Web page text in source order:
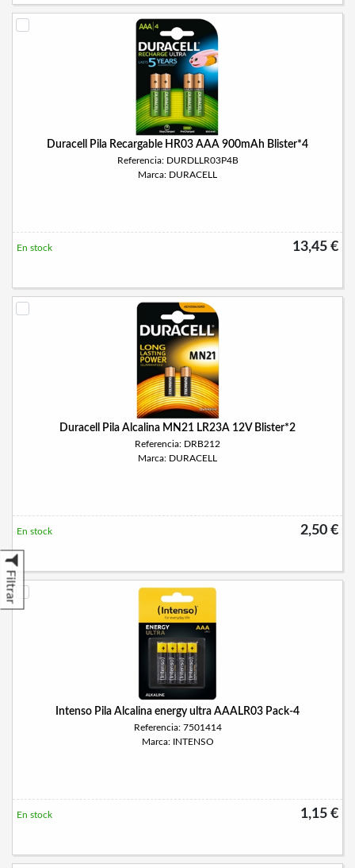
Filtrar
Duracell Pila Recargable HR03 AAA 900mAh Blister*4
Referencia: DURDLLR03P4B
Marca: DURACELL
13,45 €
En stock
Duracell Pila Alcalina MN21 LR23A 12V Blister*2
Referencia: DRB212
Marca: DURACELL
2,50 €
En stock
Intenso Pila Alcalina energy ultra AAALR03 Pack-4
Referencia: 7501414
Marca: INTENSO
1,15 €
En stock